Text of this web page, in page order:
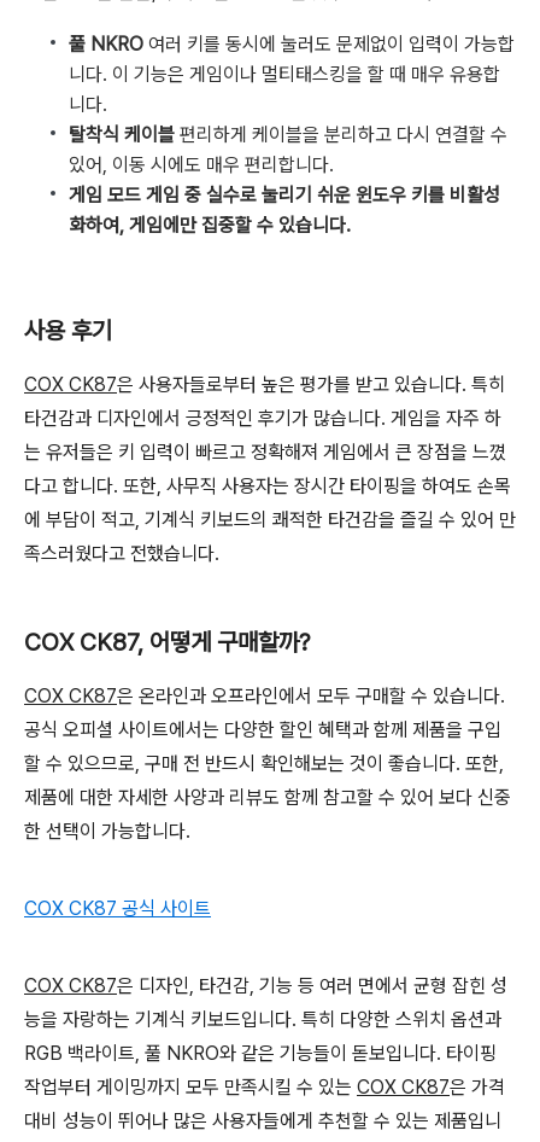
풀 NKRO 여러 키를 동시에 눌러도 문제없이 입력이 가능합
니다. 이 기능은 게임이나 멀티태스킹을 할 때 매우 유용합
니다.
탈착식 케이블 편리하게 케이블을 분리하고 다시 연결할 수
있어, 이동 시에도 매우 편리합니다.
게임 모드 게임 중 실수로 눌리기 쉬운 윈도우 키를 비활성
화하여, 게임에만 집중할 수 있습니다.
사용 후기
COX CK87은 사용자들로부터 높은 평가를 받고 있습니다. 특히
타건감과 디자인에서 긍정적인 후기가 많습니다. 게임을 자주 하
는 유저들은 키 입력이 빠르고 정확해져 게임에서 큰 장점을 느꼈
다고 합니다. 또한, 사무직 사용자는 장시간 타이핑을 하여도 손목
에 부담이 적고, 기계식 키보드의 쾌적한 타건감을 즐길 수 있어 만
족스러웠다고 전했습니다.
COX CK87, 어떻게 구매할까?
COX CK87은 온라인과 오프라인에서 모두 구매할 수 있습니다.
공식 오피셜 사이트에서는 다양한 할인 혜택과 함께 제품을 구입
할 수 있으므로, 구매 전 반드시 확인해보는 것이 좋습니다. 또한,
제품에 대한 자세한 사양과 리뷰도 함께 참고할 수 있어 보다 신중
한 선택이 가능합니다.
COX CK87 공식 사이트
COX CK87은 디자인, 타건감, 기능 등 여러 면에서 균형 잡힌 성
능을 자랑하는 기계식 키보드입니다. 특히 다양한 스위치 옵션과
RGB 백라이트, 풀 NKRO와 같은 기능들이 돋보입니다. 타이핑
작업부터 게이밍까지 모두 만족시킬 수 있는 COX CK87은 가격
대비 성능이 뛰어나 많은 사용자들에게 추천할 수 있는 제품입니